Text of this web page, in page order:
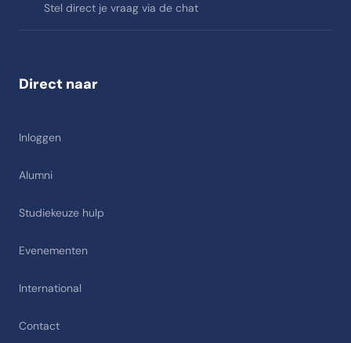
Stel direct je vraag via de chat
Direct naar
Inloggen
Alumni
Studiekeuze hulp
Evenementen
International
Contact